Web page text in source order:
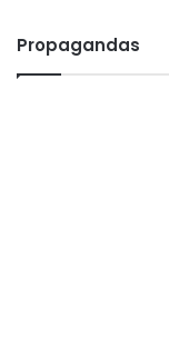
Propagandas